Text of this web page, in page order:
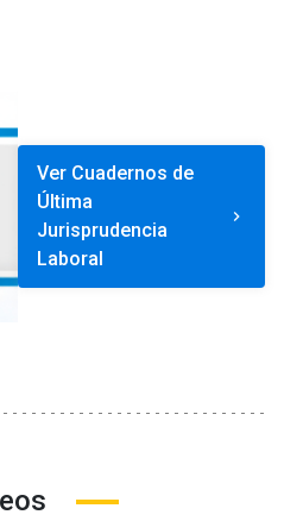
Ver Cuadernos de
Última
Jurisprudencia
Laboral
keyboard_arrow_right